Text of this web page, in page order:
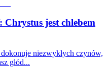
Chrystus jest chlebem
niezwykłych czynów,
głód...